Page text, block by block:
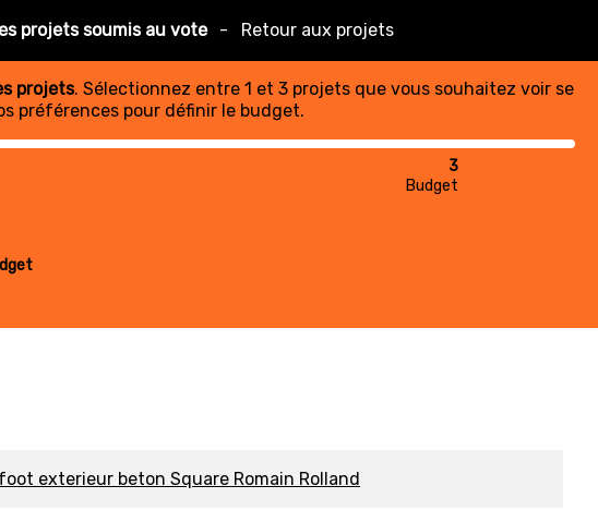
projets soumis au vote - Retour aux projets
projets. Sélectionnez entre 1 et 3 projets que vous souhaitez voir se
préférences pour définir le budget.
3
Budget
exterieur beton Square Romain Rolland